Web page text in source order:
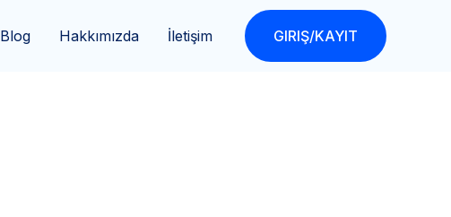
Blog Hakkımızda İletişim GIRIŞ/KAYIT